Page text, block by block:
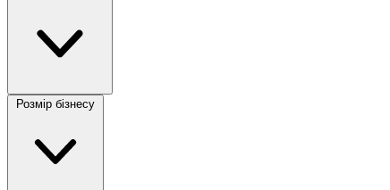
Розмір бізнесу